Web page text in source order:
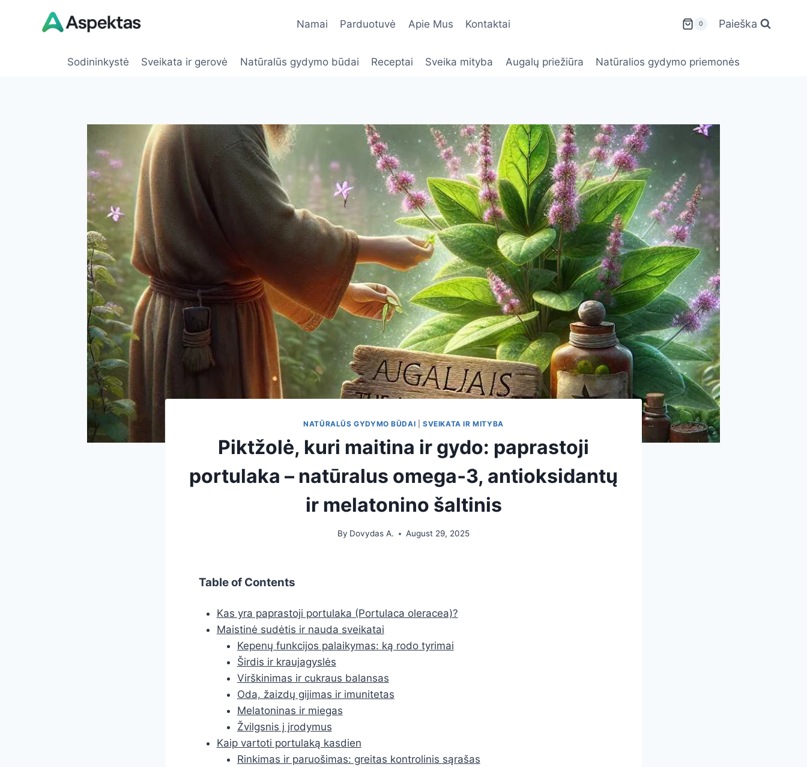
Namai Parduotuvė Apie Mus Kontaktai 0 Paieška
Sodininkystė Sveikata ir gerovė Natūralūs gydymo būdai Receptai Sveika mityba Augalų priežiūra Natūralios gydymo priemonės
NATŪRALŪS GYDYMO BŪDAI |SVEIKATA IR MITYBA
Piktžolė, kuri maitina ir gydo: paprastoji
portulaka – natūralus omega‑3, antioksidantų
ir melatonino šaltinis
By Dovydas A. August 29, 2025
Table of Contents
Kas yra paprastoji portulaka (Portulaca oleracea)?
Maistinė sudėtis ir nauda sveikatai
Kepenų funkcijos palaikymas: ką rodo tyrimai
Širdis ir kraujagyslės
Virškinimas ir cukraus balansas
Oda, žaizdų gijimas ir imunitetas
Melatoninas ir miegas
Žvilgsnis į įrodymus
Kaip vartoti portulaką kasdien
Rinkimas ir paruošimas: greitas kontrolinis sąrašas